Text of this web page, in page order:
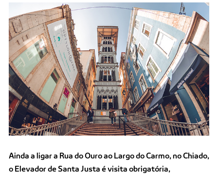
Ainda a ligar a Rua do Ouro ao Largo do Carmo, no Chiado,
o Elevador de Santa Justa é visita obrigatória,